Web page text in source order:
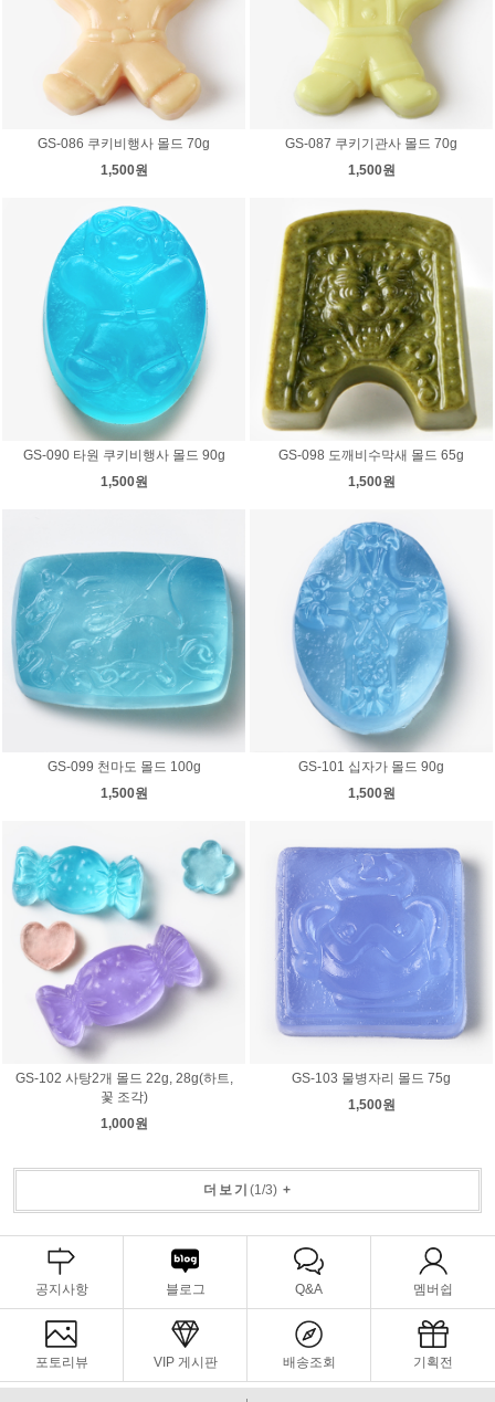
GS-086 쿠키비행사 몰드 70g
1,500원
GS-087 쿠키기관사 몰드 70g
1,500원
GS-090 타원 쿠키비행사 몰드 90g
1,500원
GS-098 도깨비수막새 몰드 65g
1,500원
GS-099 천마도 몰드 100g
1,500원
GS-101 십자가 몰드 90g
1,500원
GS-102 사탕2개 몰드 22g, 28g(하트,
꽃 조각)
1,000원
GS-103 물병자리 몰드 75g
1,500원
더보기 (1 /3)+
공지사항 블로그 Q&A 멤버쉽
포토리뷰 VIP 게시판 배송조회 기획전